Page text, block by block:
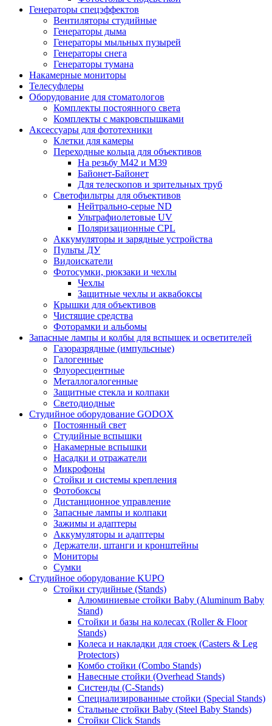
Генераторы спецэффектов
Вентиляторы студийные
Генераторы дыма
Генераторы мыльных пузырей
Генераторы снега
Генераторы тумана
Накамерные мониторы
Телесуфлеры
Оборудование для стоматологов
Комплекты постоянного света
Комплекты с макровспышками
Аксессуары для фототехники
Клетки для камеры
Переходные кольца для объективов
На резьбу М42 и М39
Байонет-Байонет
Для телескопов и зрительных труб
Светофильтры для объективов
Нейтрально-серые ND
Ультрафиолетовые UV
Поляризационные CPL
Аккумуляторы и зарядные устройства
Пульты ДУ
Видоискатели
Фотосумки, рюкзаки и чехлы
Чехлы
Защитные чехлы и аквабоксы
Крышки для объективов
Чистящие средства
Фоторамки и альбомы
Запасные лампы и колбы для вспышек и осветителей
Газоразрядные (импульсные)
Галогенные
Флуоресцентные
Металлогалогенные
Защитные стекла и колпаки
Светодиодные
Студийное оборудование GODOX
Постоянный свет
Студийные вспышки
Накамерные вспышки
Насадки и отражатели
Микрофоны
Стойки и системы крепления
Фотобоксы
Дистанционное управление
Запасные лампы и колпаки
Зажимы и адаптеры
Аккумуляторы и адаптеры
Держатели, штанги и кронштейны
Мониторы
Сумки
Студийное оборудование KUPO
Стойки студийные (Stands)
Алюминиевые стойки Baby (Aluminum Baby
Stand)
Стойки и базы на колесах (Roller & Floor
Stands)
Колеса и накладки для стоек (Casters & Leg
Protectors)
Комбо стойки (Combo Stands)
Навесные стойки (Overhead Stands)
Систенды (C-Stands)
Специализированные стойки (Special Stands)
Стальные стойки Baby (Steel Baby Stands)
Стойки Click Stands